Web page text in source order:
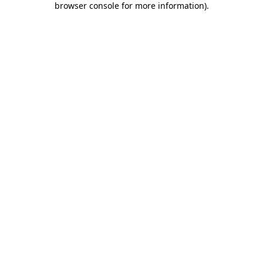
browser console for more information).